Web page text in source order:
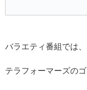
バラエティ番組では、
テラフォーマーズのゴ